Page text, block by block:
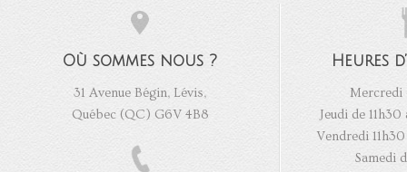
Où sommes nous ?
31 Avenue Bégin, Lévis,
Québec (QC) G6V 4B8
Heures
Mercredi
Jeudi de 11h30
Vendredi
Samedi